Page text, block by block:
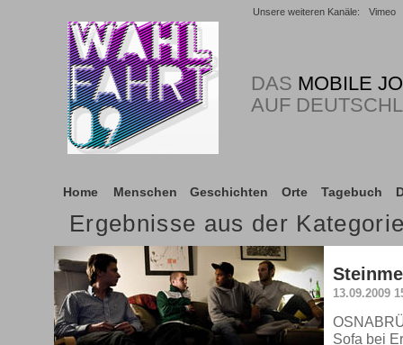
Unsere weiteren Kanäle: Vimeo
DAS MOBILE
AUF
Home Menschen Geschichten Orte Tagebuch
Ergebnisse aus der
13.09.2009
Sofa bei